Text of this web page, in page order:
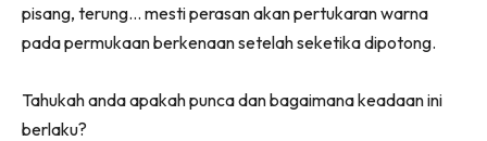
pisang, terung… mesti perasan akan pertukaran warna
pada permukaan berkenaan setelah seketika dipotong.
Tahukah anda apakah punca dan bagaimana keadaan ini
berlaku?